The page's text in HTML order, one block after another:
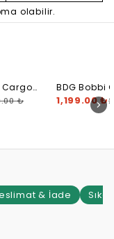
olabilir.
₺
BDG Bobbi
Camo
1,199.00 ₺
& İade